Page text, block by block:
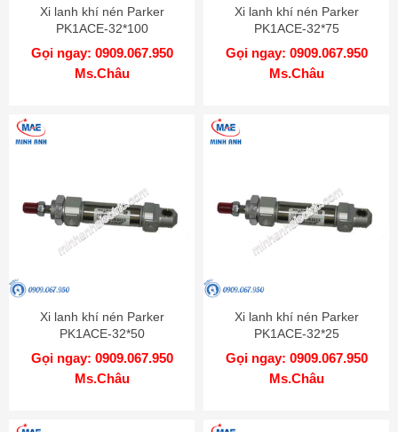
Xi lanh khí nén Parker
PK1ACE-32*100
Gọi ngay: 0909.067.950
Ms.Châu
Xi lanh khí nén Parker
PK1ACE-32*75
Gọi ngay: 0909.067.950
Ms.Châu
Xi lanh khí nén Parker
PK1ACE-32*50
Gọi ngay: 0909.067.950
Ms.Châu
Xi lanh khí nén Parker
PK1ACE-32*25
Gọi ngay: 0909.067.950
Ms.Châu